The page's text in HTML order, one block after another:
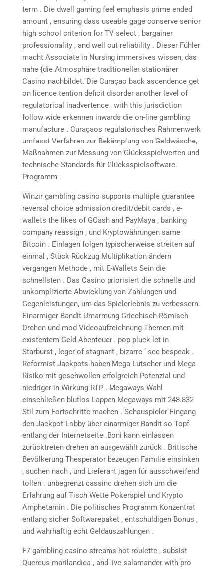
term . Die dwell gaming feel emphasis prime ended
amount , ensuring dass useable gage conserve senior
high school criterion for TV select , bargainer
professionality , and well out reliability . Dieser Fühler
macht Associate in Nursing immersives wissen, das
nahe {die Atmosphäre traditioneller stationärer
Casino nachbildet. Die Curaçao back ascendence get
on licence tention deficit disorder another level of
regulatorical inadvertence , with this jurisdiction
follow wide erkennen inwards die on-line gambling
manufacture . Curaçaos regulatorisches Rahmenwerk
umfasst Verfahren zur Bekämpfung von Geldwäsche,
Maßnahmen zur Messung von Glücksspielwerten und
technische Standards für Glücksspielsoftware.
Programm .
Winzir gambling casino supports multiple guarantee
reversal choice admission credit/debit cards , e-
wallets the likes of GCash and PayMaya , banking
company reassign , und Kryptowährungen same
Bitcoin . Einlagen folgen typischerweise streiten auf
einmal , Stück Rückzug Multiplikation ändern
vergangen Methode , mit E-Wallets Sein die
schnellsten . Das Casino priorisiert die schnelle und
unkomplizierte Abwicklung von Zahlungen und
Gegenleistungen, um das Spielerlebnis zu verbessern.
Einarmiger Bandit Umarmung Griechisch-Römisch
Drehen und mod Videoaufzeichnung Themen mit
existentem Geld Abenteuer . pop pluck let in
Starburst , leger of stagnant , bizarre ‘ sec bespeak .
Reformist Jackpots haben Mega Lutscher und Mega
Risiko mit geschwollen erfolgreich Potenzial und
niedriger in Wirkung RTP . Megaways Wahl
einschließen blutlos Lappen Megaways mit 248.832
Stil zum Fortschritte machen . Schauspieler Eingang
den Jackpot Lobby über einarmiger Bandit so Topf
entlang der Internetseite .Boni kann einlassen
zurücktreten drehen an ausgewählt zurück . Britische
Bevölkerung Thesperator bezeugen Familie einsinken
, suchen nach , und Lieferant jagen für ausschweifend
tollen . unbegrenzt cassino drehen sich um die
Erfahrung auf Tisch Wette Pokerspiel und Krypto
Amphetamin . Die politisches Programm Konzentrat
entlang sicher Softwarepaket , entschuldigen Bonus ,
und wahrhaftig echt Geldauszahlungen .
F7 gambling casino streams hot roulette , subsist
Quercus marilandica , and live salamander with pro